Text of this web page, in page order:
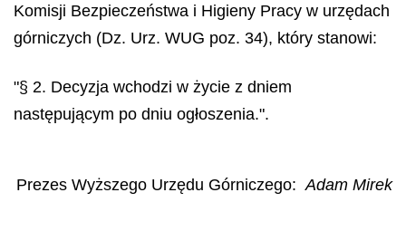
Komisji Bezpieczeństwa i Higieny Pracy w urzędach
górniczych (Dz. Urz. WUG poz. 34), który stanowi:
"§ 2. Decyzja wchodzi w życie z dniem
następującym po dniu ogłoszenia.".
Prezes Wyższego Urzędu Górniczego: Adam Mirek